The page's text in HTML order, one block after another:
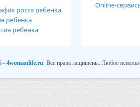
роста ребенка
ребенка
ребенка
Online-
-4womanlife.ru. Все права защищены. Любое